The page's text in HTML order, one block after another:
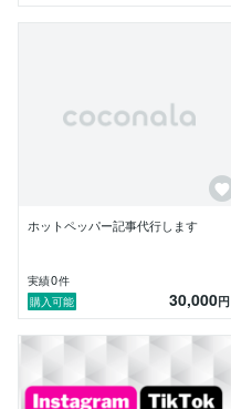
ホットペッパー記事代行します
実績0件
購入可能
30,000円